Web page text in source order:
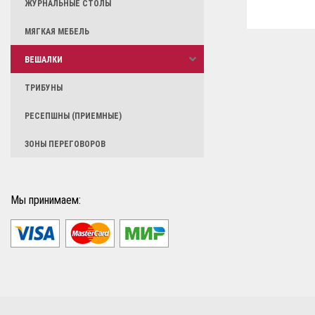
ЖУРНАЛЬНЫЕ СТОЛЫ
МЯГКАЯ МЕБЕЛЬ
ВЕШАЛКИ
ТРИБУНЫ
РЕСЕПШНЫ (ПРИЕМНЫЕ)
ЗОНЫ ПЕРЕГОВОРОВ
Мы принимаем: